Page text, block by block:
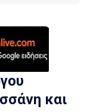
και